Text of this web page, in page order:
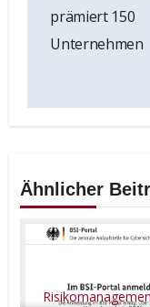
prämiert 150
Unternehmen
Ähnlicher